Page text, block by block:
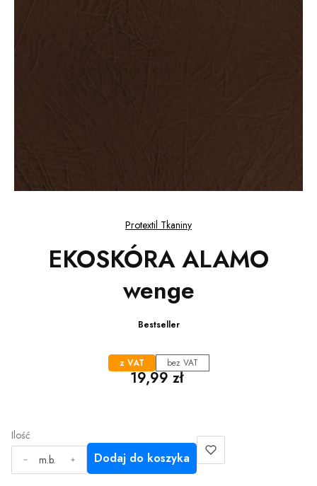
Protextil Tkaniny
EKOSKÓRA ALAMO
wenge
Bestseller
z VAT bez VAT
Cena
19,99 zł
Ilość
m.b.
Dodaj do koszyka